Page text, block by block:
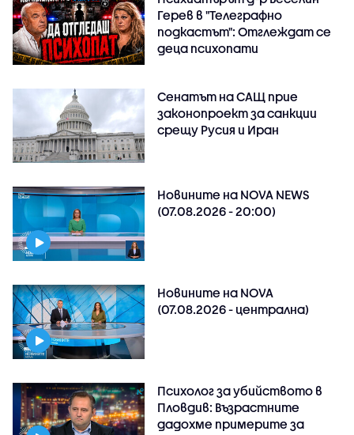
Герев в "Телеграфно
подкастът": Отглеждат се
деца психопати
Сенатът на САЩ прие
законопроект за санкции
срещу Русия и Иран
Новините на NOVA NEWS
(07.08.2026 - 20:00)
Новините на NOVA
(07.08.2026 - централна)
Психолог за убийството в
Пловдив: Възрастните
дадохме примерите за